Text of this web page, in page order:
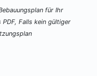
für Ihr
Falls kein gültiger